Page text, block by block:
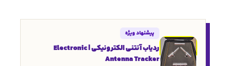
پیشنهاد ویژه
ردیاب آنتنی الکترونیکی | Electronic
Antenna Tracker